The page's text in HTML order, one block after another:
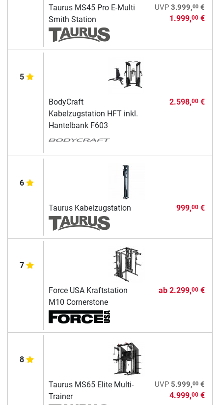
Taurus MS45 Pro E-Multi
Smith Station
UVP 3.999,00€
1.999,00€
5
BodyCraft
Kabelzugstation HFT inkl.
Hantelbank F603
2.598,00€
6
Taurus Kabelzugstation 999,00€
7
Force USA Kraftstation
M10 Cornerstone
ab 2.299,00€
8
Taurus MS65 Elite Multi-
Trainer
UVP 5.999,00€
4.999,00€